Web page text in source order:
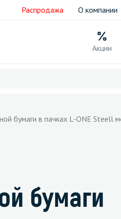
Распродажа О компании
Акции
бумаги в пачках L-ONE Steell
бумаги